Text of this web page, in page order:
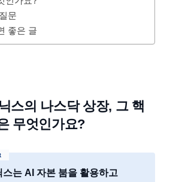
문
좋은 글
스의 나스닥 상장, 그 핵
무엇인가요?
는 AI 자본 붐을 활용하고